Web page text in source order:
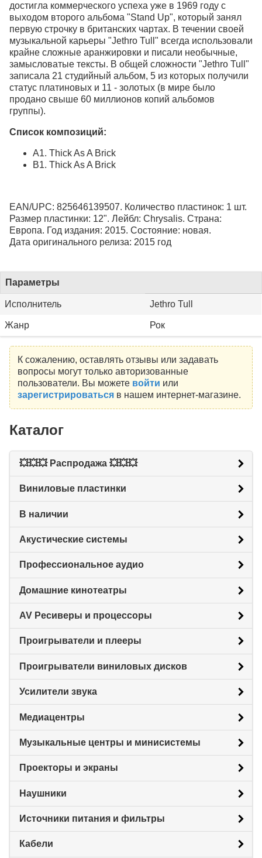
достигла коммерческого успеха уже в 1969 году с
выходом второго альбома "Stand Up", который занял
первую строчку в британских чартах. В течении своей
музыкальной карьеры "Jethro Tull" всегда использовали
крайне сложные аранжировки и писали необычные,
замысловатые тексты. В общей сложности "Jethro Tull"
записала 21 студийный альбом, 5 из которых получили
статус платиновых и 11 - золотых (в мире было
продано свыше 60 миллионов копий альбомов
группы).
Список композиций:
A1. Thick As A Brick
B1. Thick As A Brick
EAN/UPC: 825646139507. Количество пластинок: 1 шт.
Размер пластинки: 12". Лейбл: Chrysalis. Страна:
Европа. Год издания: 2015. Состояние: новая.
Дата оригинального релиза: 2015 год
Параметры
Исполнитель Jethro Tull
Жанр Рок
К сожалению, оставлять отзывы или задавать
вопросы могут только авторизованные
пользователи. Вы можете войти или
зарегистрироватьсяв нашем интернет-магазине.
Каталог
💥💥💥 Распродажа 💥💥💥
Виниловые пластинки
В наличии
Акустические системы
Профессиональное аудио
Домашние кинотеатры
AV Ресиверы и процессоры
Проигрыватели и плееры
Проигрыватели виниловых дисков
Усилители звука
Медиацентры
Музыкальные центры и минисистемы
Проекторы и экраны
Наушники
Источники питания и фильтры
Кабели